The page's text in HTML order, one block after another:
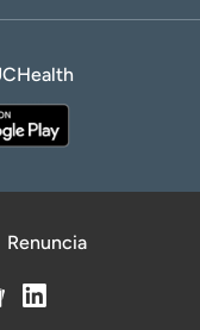
Renuncia